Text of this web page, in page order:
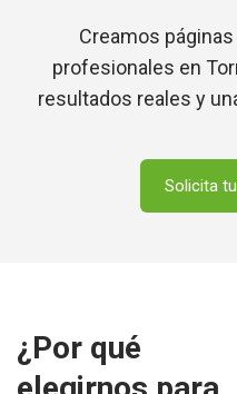
Creamos
profesionales en
resultados reales y
Solicita
¿Por qué